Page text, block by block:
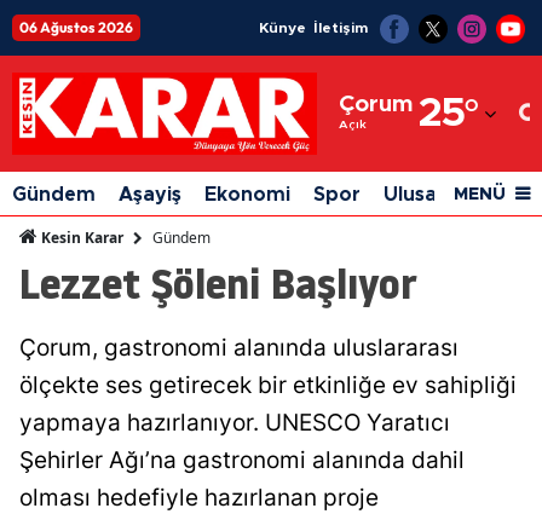
06 Ağustos 2026 Künye İletişim
Çorum
Açık 25°
Adıyaman
Afyonkarahisar
Ağrı
Amasya
Artvin
Aydın
Gündem Aşayiş Ekonomi Spor Ulusal Siyaset
MENÜ
Kesin Karar Gündem
Lezzet Şöleni Başlıyor
Çorum, gastronomi alanında uluslararası
ölçekte ses getirecek bir etkinliğe ev sahipliği
yapmaya hazırlanıyor. UNESCO Yaratıcı
Şehirler Ağı’na gastronomi alanında dahil
olması hedefiyle hazırlanan proje